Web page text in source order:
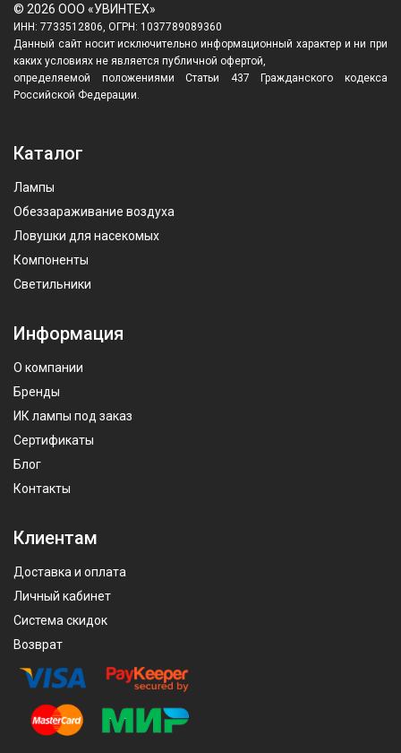
© 2026 ООО «УВИНТЕХ»
ИНН: 7733512806, ОГРН: 1037789089360
Данный сайт носит исключительно информационный характер и ни при
каких условиях не является публичной офертой,
определяемой положениями Статьи 437 Гражданского кодекса
Российской Федерации.
Каталог
Лампы
Обеззараживание воздуха
Ловушки для насекомых
Компоненты
Светильники
Информация
О компании
Бренды
ИК лампы под заказ
Сертификаты
Блог
Контакты
Клиентам
Доставка и оплата
Личный кабинет
Система скидок
Возврат